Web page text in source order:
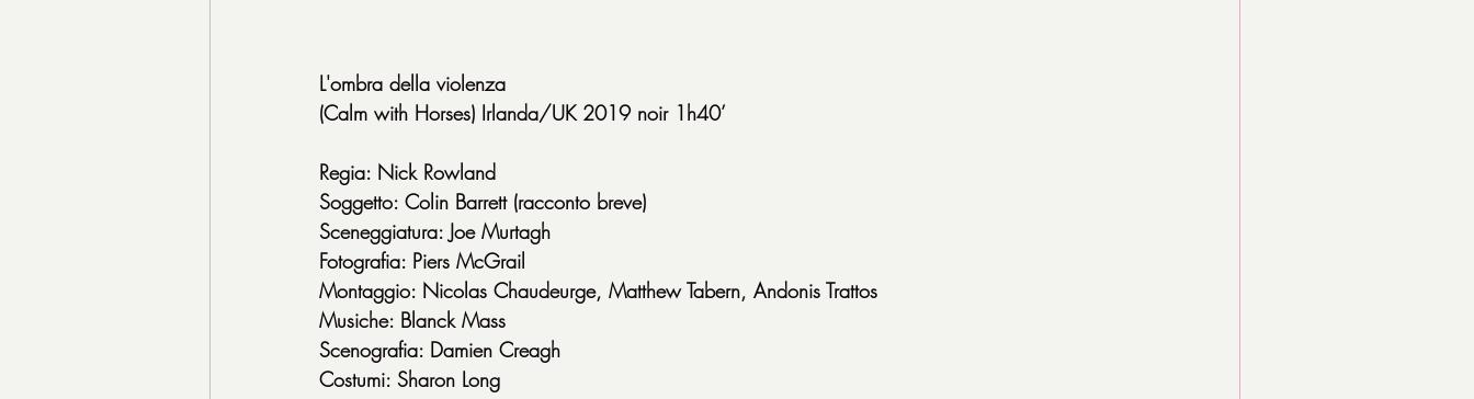
L'ombra della violenza
(Calm with Horses) Irlanda/UK 2019 noir 1h40’
Regia: Nick Rowland
Soggetto: Colin Barrett (racconto breve)
Sceneggiatura: Joe Murtagh
Fotografia: Piers McGrail
Montaggio: Nicolas Chaudeurge, Matthew Tabern, Andonis Trattos
Musiche: Blanck Mass
Scenografia: Damien Creagh
Costumi: Sharon Long